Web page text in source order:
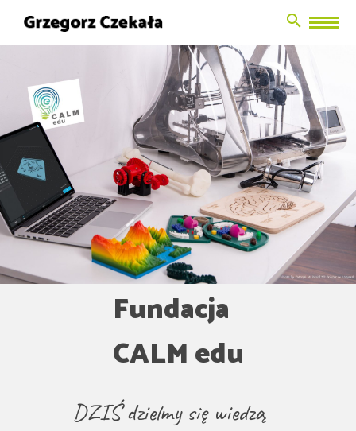
Search
for:
Fundacja
CALM edu
DZIŚ dzielmy się wiedzą